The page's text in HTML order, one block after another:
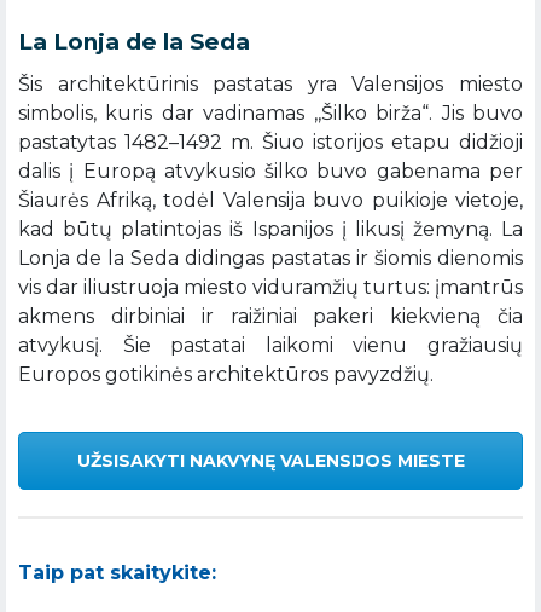
La Lonja de la Seda
Šis architektūrinis pastatas yra Valensijos miesto
simbolis, kuris dar vadinamas ,,Šilko birža“. Jis buvo
pastatytas 1482–1492 m. Šiuo istorijos etapu didžioji
dalis į Europą atvykusio šilko buvo gabenama per
Šiaurės Afriką, todėl Valensija buvo puikioje vietoje,
kad būtų platintojas iš Ispanijos į likusį žemyną. La
Lonja de la Seda didingas pastatas ir šiomis dienomis
vis dar iliustruoja miesto viduramžių turtus: įmantrūs
akmens dirbiniai ir raižiniai pakeri kiekvieną čia
atvykusį. Šie pastatai laikomi vienu gražiausių
Europos gotikinės architektūros pavyzdžių.
UŽSISAKYTI NAKVYNĘ VALENSIJOS MIESTE
Taip pat skaitykite: